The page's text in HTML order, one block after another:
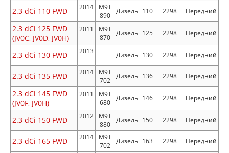
2.3 dCi 110 FWD
2014
-
M9T
890
Дизель 110 2298 Передний
2.3 dCi 125 FWD
(JV0C, JV0D, JV0H)
2011
-
M9T
870
Дизель 125 2298 Передний
2.3 dCi 130 FWD
2013
-
Дизель 130 2298 Передний
2.3 dCi 135 FWD
2014
-
M9T
702
Дизель 136 2298 Передний
2.3 dCi 145 FWD
(JV0F, JV0H)
2011
-
M9T
680
Дизель 146 2298 Передний
2.3 dCi 150 FWD
2012
-
M9T
880
Дизель 150 2298 Передний
2.3 dCi 165 FWD
2014
-
M9T
702
Дизель 163 2298 Передний